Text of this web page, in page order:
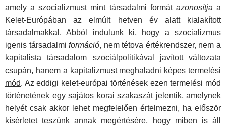
amely a szocializmust mint társadalmi formát azonosítja a
Kelet-Európában az elmúlt hetven év alatt kialakított
társadalmakkal. Abból indulunk ki, hogy a szocializmus
igenis társadalmiformáció, nem tétova értékrendszer, nem a
kapitalista társadalom szociálpolitikával javított változata
csupán, hanem a kapitalizmust megha­ladni képes termelési
mód. Az eddigi kelet-európai történé­sek ezen termelési mód
történetének egy sajátos korai szaka­szát jelentik, amelynek
helyét csak akkor lehet megfelelően értelmezni, ha először
kísérletet teszünk annak megértésére, hogy miben is áll